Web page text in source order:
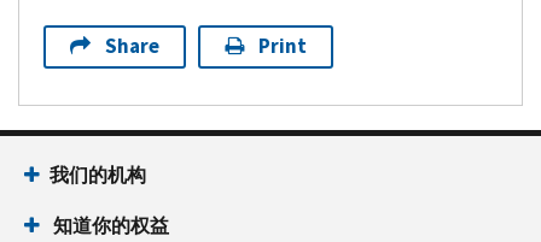
Share Print
我们的机构
知道你的权益